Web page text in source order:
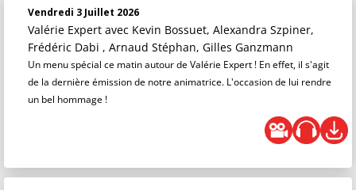
Vendredi 3 Juillet 2026
Valérie Expert avec Kevin Bossuet, Alexandra Szpiner,
Frédéric Dabi , Arnaud Stéphan, Gilles Ganzmann
Un menu spécial ce matin autour de Valérie Expert ! En effet, il s'agit
de la dernière émission de notre animatrice. L'occasion de lui rendre
un bel hommage !